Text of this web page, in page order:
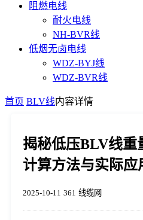
阻燃电线
耐火电线
NH-BVR线
低烟无卤电线
WDZ-BYJ线
WDZ-BVR线
首页 BLV线内容详情
揭秘低压BLV线重
计算方法与实际应
2025-10-11 361 线缆网